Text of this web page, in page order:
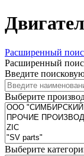
Расширенный
Расширенный
Введите
Выберите
Выберите